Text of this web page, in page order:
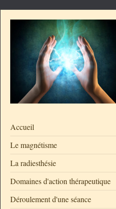
Accueil
Le magnétisme
La radiesthésie
Domaines d'action thérapeutique
Déroulement d'une séance